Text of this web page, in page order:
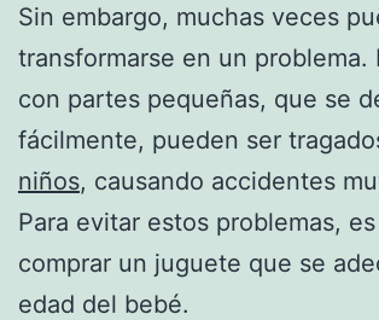
Sin embargo, muchas veces
transformarse en un problema.
con partes pequeñas, que se
fácilmente, pueden ser
niños, causando accidentes
Para evitar estos problemas,
comprar un juguete que se
edad del bebé.